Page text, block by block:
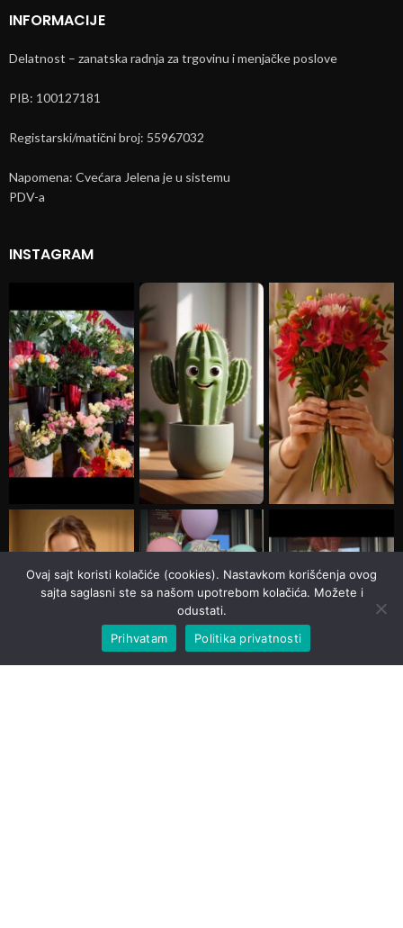
INFORMACIJE
Delatnost – zanatska radnja za trgovinu i menjačke poslove
PIB: 100127181
Registarski/matični broj: 55967032
Napomena: Cvećara Jelena je u sistemu
PDV-a
INSTAGRAM
Ovaj sajt koristi kolačiće (cookies). Nastavkom korišćenja ovog
sajta saglasni ste sa našom upotrebom kolačića. Možete i
odustati.
Prihvatam
Politika privatnosti